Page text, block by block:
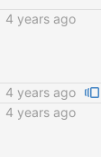
4 years ago
4 years ago
4 years ago